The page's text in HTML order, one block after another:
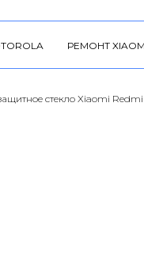
РЕМОНТ
стекло Xiaomi